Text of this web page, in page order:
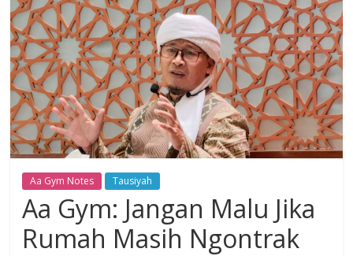
Dzikir,
Fikir,
Ikhtiar
Aa Gym Notes Tausiyah
Aa Gym: Jangan Malu Jika
Rumah Masih Ngontrak